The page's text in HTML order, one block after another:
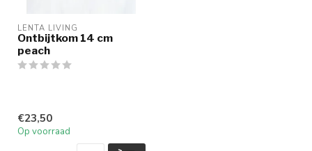
LENTA LIVING
Ontbijtkom 14 cm
peach
€23,50
Op voorraad